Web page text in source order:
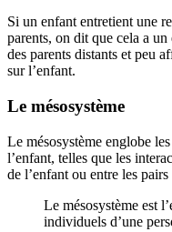
Si un enfant entretient une
parents, on dit que cela a
des parents distants et peu
sur l’enfant.
Le mésosystème
Le mésosystème englobe
l’enfant, telles que les
de l’enfant ou entre les
Le mésosystème est
individuels d’une